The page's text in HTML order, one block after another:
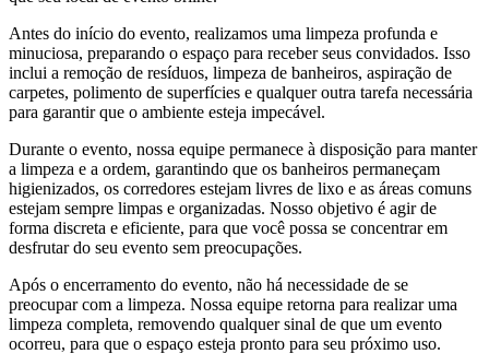
Antes do início do evento, realizamos uma limpeza profunda e
minuciosa, preparando o espaço para receber seus convidados. Isso
inclui a remoção de resíduos, limpeza de banheiros, aspiração de
carpetes, polimento de superfícies e qualquer outra tarefa necessária
para garantir que o ambiente esteja impecável.
Durante o evento, nossa equipe permanece à disposição para manter
a limpeza e a ordem, garantindo que os banheiros permaneçam
higienizados, os corredores estejam livres de lixo e as áreas comuns
estejam sempre limpas e organizadas. Nosso objetivo é agir de
forma discreta e eficiente, para que você possa se concentrar em
desfrutar do seu evento sem preocupações.
Após o encerramento do evento, não há necessidade de se
preocupar com a limpeza. Nossa equipe retorna para realizar uma
limpeza completa, removendo qualquer sinal de que um evento
ocorreu, para que o espaço esteja pronto para seu próximo uso.